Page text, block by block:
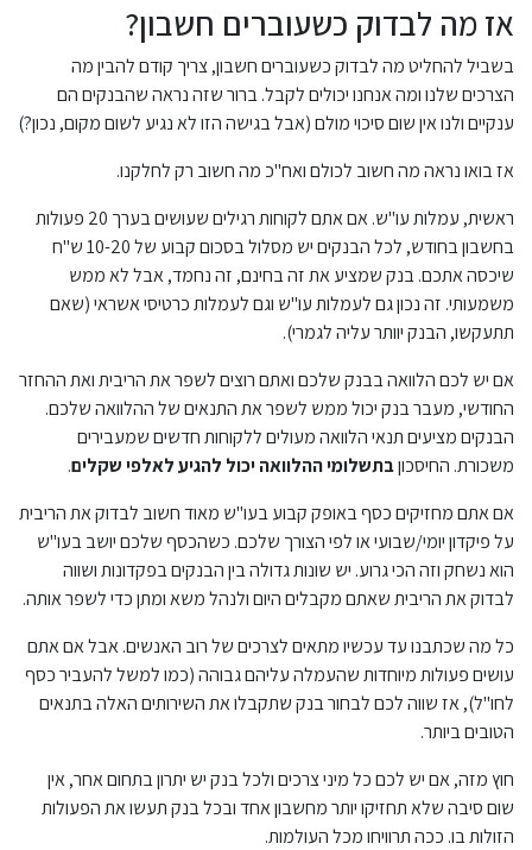
אז מה לבדוק כשעוברים חשבון?
בשביל להחליט מה לבדוק כשעוברים חשבון, צריך קודם להבין מה
הצרכים שלנו ומה אנחנו יכולים לקבל. ברור שזה נראה שהבנקים הם
ענקיים ולנו אין שום סיכוי מולם (אבל בגישה הזו לא נגיע לשום מקום, נכון?)
אז בואו נראה מה חשוב לכולם ואח"כ מה חשוב רק לחלקנו.
ראשית, עמלות עו"ש. אם אתם לקוחות רגילים שעושים בערך 20 פעולות
בחשבון בחודש, לכל הבנקים יש מסלול בסכום קבוע של 10-20 ש"ח
שיכסה אתכם. בנק שמציע את זה בחינם, זה נחמד, אבל לא ממש
משמעותי. זה נכון גם לעמלות עו"ש וגם לעמלות כרטיסי אשראי (שאם
תתעקשו, הבנק יוותר עליה לגמרי).
אם יש לכם הלוואה בבנק שלכם ואתם רוצים לשפר את הריבית ואת ההחזר
החודשי, מעבר בנק יכול ממש לשפר את התנאים של ההלוואה שלכם.
הבנקים מציעים תנאי הלוואה מעולים ללקוחות חדשים שמעבירים
משכורת. החיסכוןבתשלומי ההלוואה יכול להגיע לאלפי שקלים.
אם אתם מחזיקים כסף באופק קבוע בעו"ש מאוד חשוב לבדוק את הריבית
על פיקדון יומי/שבועי או לפי הצורך שלכם. כשהכסף שלכם יושב בעו"ש
הוא נשחק וזה הכי גרוע. יש שונות גדולה בין הבנקים בפקדונות ושווה
לבדוק את הריבית שאתם מקבלים היום ולנהל משא ומתן כדי לשפר אותה.
כל מה שכתבנו עד עכשיו מתאים לצרכים של רוב האנשים. אבל אם אתם
עושים פעולות מיוחדות שהעמלה עליהם גבוהה (כמו למשל להעביר כסף
לחו"ל), אז שווה לכם לבחור בנק שתקבלו את השירותים האלה בתנאים
הטובים ביותר.
חוץ מזה, אם יש לכם כל מיני צרכים ולכל בנק יש יתרון בתחום אחר, אין
שום סיבה שלא תחזיקו יותר מחשבון אחד ובכל בנק תעשו את הפעולות
הזולות בו. ככה תרוויחו מכל העולמות.